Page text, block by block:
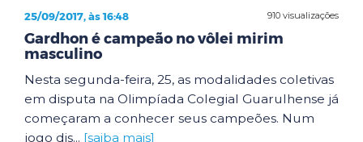
910 visualizações
25/09/2017, às 16:48
Gardhon é campeão no vôlei mirim
masculino
Nesta segunda-feira, 25, as modalidades coletivas
em disputa na Olimpíada Colegial Guarulhense já
começaram a conhecer seus campeões. Num
jogo dis... [saiba mais]